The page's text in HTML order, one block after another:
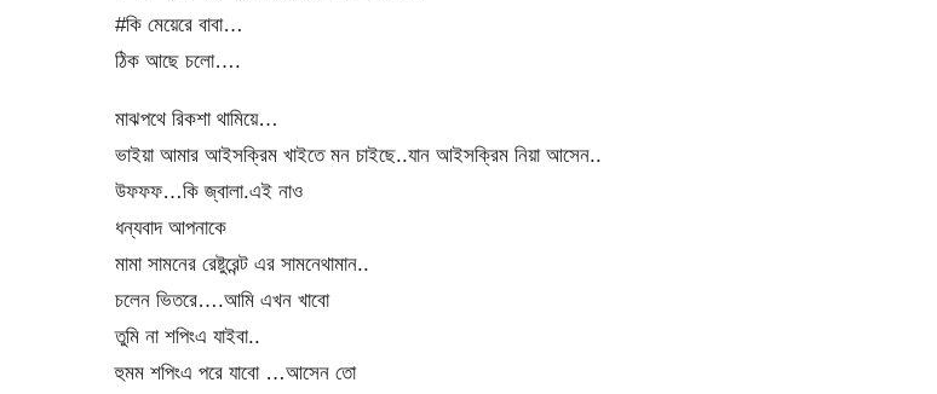
#কি মেয়েরে বাবা…
ঠিক আছে চলো….
মাঝপথে রিকশা থামিয়ে…
ভাইয়া আমার আইসক্রিম খাইতে মন চাইছে..যান আইসক্রিম নিয়া আসেন..
উফফফ…কি জ্বালা.এই নাও
ধন্যবাদ আপনাকে
মামা সামনের রেষ্টুরেন্ট এর সামনে‌থামান..
চলেন ভিতরে….আমি এখন খাবো
তুমি না শপিংএ যাইবা..
হুমম শপিংএ পরে যাবো …আসেন তো